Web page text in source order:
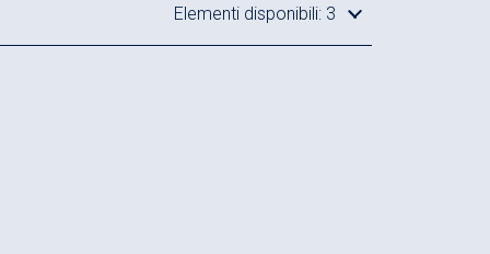
Elementi disponibili: 3